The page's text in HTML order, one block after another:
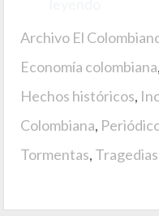
Archivo El
Economía colombiana,
Hechos históricos,
Colombiana,
Tormentas, Tragedias